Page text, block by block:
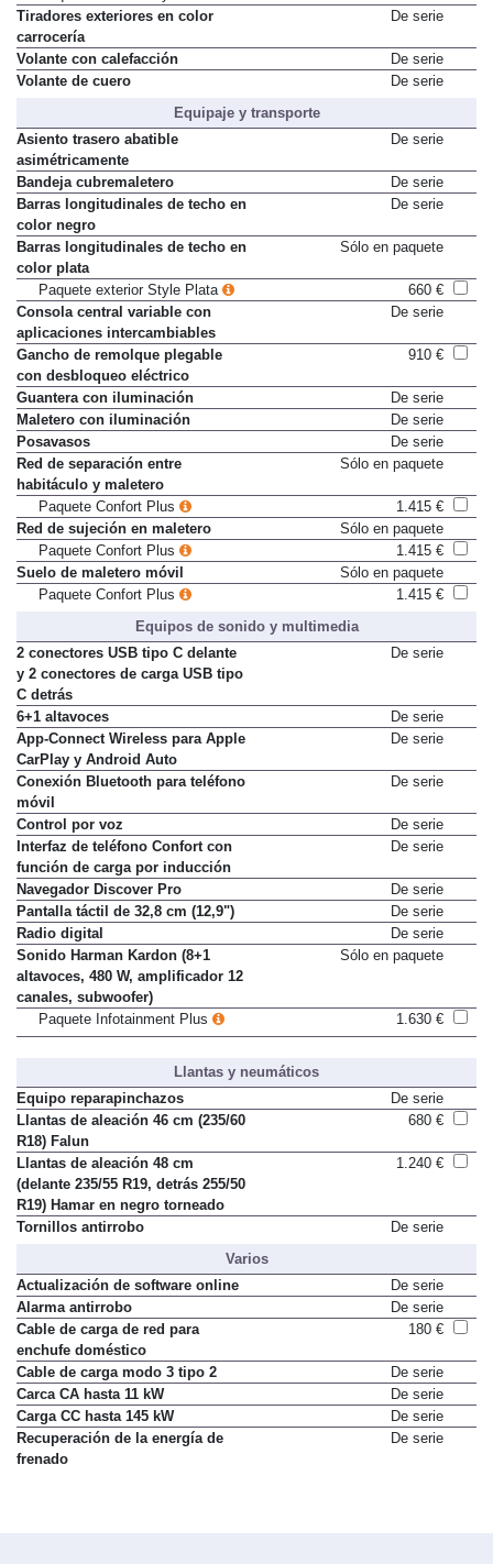
Paquete exterior Style Plata
660 €
Tiradores exteriores en color
carrocería
Volante con calefacción
De serie
Equipaje y transporte
Asiento trasero abatible
asimétricamente
Bandeja cubremaletero
De serie
Barras longitudinales de techo en
color negro
Barras longitudinales de techo en
color plata
Paquete exterior Style Plata
660 €
Consola central variable con
aplicaciones intercambiables
Gancho de remolque plegable
con desbloqueo eléctrico
Guantera con iluminación
De serie
Maletero con iluminación
De serie
Posavasos
De serie
Red de separación entre
habitáculo y maletero
Paquete Confort Plus
1.415 €
Red de sujeción en maletero
Sólo en paquete
Paquete Confort Plus
1.415 €
Suelo de maletero móvil
Sólo en paquete
Equipos de sonido y multimedia
2 conectores USB tipo C delante
y 2 conectores de carga USB tipo
C detrás
6+1 altavoces
De serie
App-Connect Wireless para Apple
CarPlay y Android Auto
Conexión Bluetooth para teléfono
móvil
Control por voz
De serie
Interfaz de teléfono Confort con
función de carga por inducción
Navegador Discover Pro
De serie
Pantalla táctil de 32,8 cm (12,9")
De serie
Radio digital
De serie
Sonido Harman Kardon (8+1
altavoces, 480 W, amplificador 12
canales, subwoofer)
Paquete Infotainment Plus 1.630 €
Llantas y neumáticos
Equipo reparapinchazos
De serie
Llantas de aleación 46 cm (235/60
R18) Falun
Llantas de aleación 48 cm
(delante 235/55 R19, detrás 255/50
R19) Hamar en negro torneado
Varios
Actualización de software online
De serie
Alarma antirrobo
De serie
Cable de carga de red para
enchufe doméstico
Cable de carga modo 3 tipo 2
De serie
Carca CA hasta 11 kW
De serie
Carga CC hasta 145 kW
De serie
Recuperación de la energía de